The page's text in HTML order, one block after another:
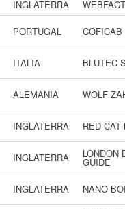
INGLATERRA
PORTUGAL COFICAB
ITALIA BLUTEC
ALEMANIA WOLF
INGLATERRA RED CAT
INGLATERRA LONDON
GUIDE
INGLATERRA NANO